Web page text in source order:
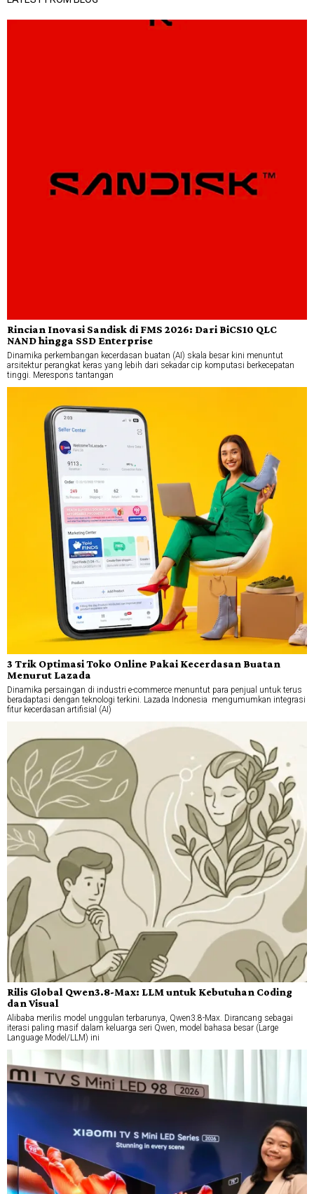
Rincian Inovasi Sandisk di FMS 2026: Dari BiCS10 QLC
NAND hingga SSD Enterprise
Dinamika perkembangan kecerdasan buatan (AI) skala besar kini menuntut
arsitektur perangkat keras yang lebih dari sekadar cip komputasi berkecepatan
tinggi. Merespons tantangan
3 Trik Optimasi Toko Online Pakai Kecerdasan Buatan
Menurut Lazada
Dinamika persaingan di industri e-commerce menuntut para penjual untuk terus
beradaptasi dengan teknologi terkini. Lazada Indonesia mengumumkan integrasi
fitur kecerdasan artifisial (AI)
Rilis Global Qwen3.8-Max: LLM untuk Kebutuhan Coding
dan Visual
Alibaba merilis model unggulan terbarunya, Qwen3.8-Max. Dirancang sebagai
iterasi paling masif dalam keluarga seri Qwen, model bahasa besar (Large
Language Model/LLM) ini